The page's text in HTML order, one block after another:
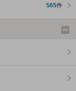
565件